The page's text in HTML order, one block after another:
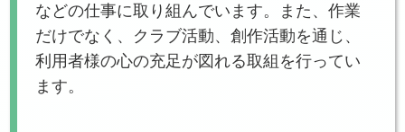
などの仕事に取り組んでいます。また、作業
だけでなく、クラブ活動、創作活動を通じ、
利用者様の心の充足が図れる取組を行ってい
ます。